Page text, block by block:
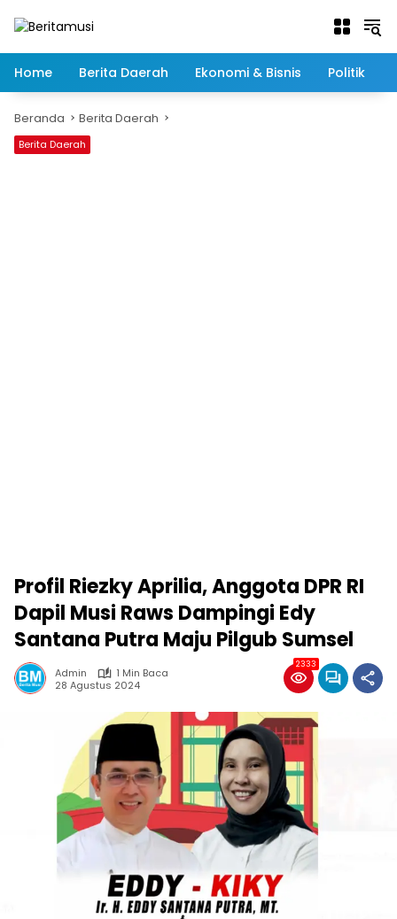
Home
Berita Daerah Ekonomi & Bisnis Politik
Beranda Berita Daerah
Berita Daerah
Profil Riezky Aprilia, Anggota DPR RI
Dapil Musi Raws Dampingi Edy
Santana Putra Maju Pilgub Sumsel
Admin
1 Min Baca
28 Agustus 2024
2333